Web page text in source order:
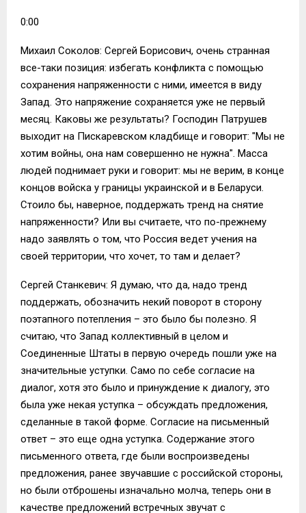
0:00
Михаил Соколов: Сергей Борисович, очень странная
все-таки позиция: избегать конфликта с помощью
сохранения напряженности с ними, имеется в виду
Запад. Это напряжение сохраняется уже не первый
месяц. Каковы же результаты? Господин Патрушев
выходит на Пискаревском кладбище и говорит: "Мы не
хотим войны, она нам совершенно не нужна". Масса
людей поднимает руки и говорит: мы не верим, в конце
концов войска у границы украинской и в Беларуси.
Стоило бы, наверное, поддержать тренд на снятие
напряженности? Или вы считаете, что по-прежнему
надо заявлять о том, что Россия ведет учения на
своей территории, что хочет, то там и делает?
Сергей Станкевич: Я думаю, что да, надо тренд
поддержать, обозначить некий поворот в сторону
поэтапного потепления – это было бы полезно. Я
считаю, что Запад коллективный в целом и
Соединенные Штаты в первую очередь пошли уже на
значительные уступки. Само по себе согласие на
диалог, хотя это было и принуждение к диалогу, это
была уже некая уступка – обсуждать предложения,
сделанные в такой форме. Согласие на письменный
ответ – это еще одна уступка. Содержание этого
письменного ответа, где были воспроизведены
предложения, ранее звучавшие с российской стороны,
но были отброшены изначально молча, теперь они в
качестве предложений встречных звучат с